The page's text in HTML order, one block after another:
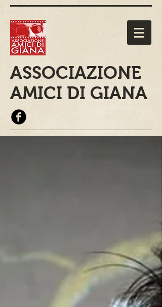
ASSOCIAZIONE
AMICI DI GIANA